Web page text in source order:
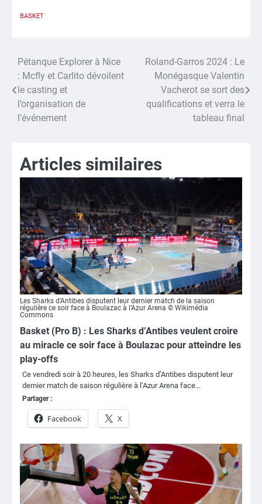
BASKET
Navigation
de
l’article
Pétanque Explorer à Nice
: Mcfly et Carlito dévoilent
le casting et
l’organisation de
l’événement
Roland-Garros 2024 : Le
Monégasque Valentin
Vacherot se sort des
qualifications et verra le
tableau final
Articles similaires
Les Sharks d’Antibes disputent leur dernier match de la saison
régulière ce soir face à Boulazac à l’Azur Arena © Wikimédia
Commons
Basket (Pro B) : Les Sharks d’Antibes veulent croire
au miracle ce soir face à Boulazac pour atteindre les
play-offs
Ce vendredi soir à 20 heures, les Sharks d’Antibes disputent leur
dernier match de saison régulière à l’Azur Arena face…
Partager :
Facebook X